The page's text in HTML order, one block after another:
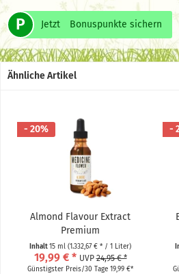
P Jetzt Bonuspunkte sichern
Ähnliche Artikel
- 20%
Almond Flavour Extract
Premium
Inhalt15 ml (1.332,67 € * / 1 Liter)
19,99 € * UVP24,95 € *
Günstigster Preis/30 Tage 19,99 €*
-